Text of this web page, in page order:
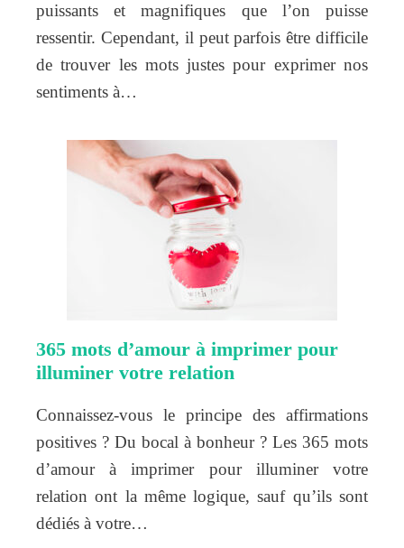
puissants et magnifiques que l’on puisse
ressentir. Cependant, il peut parfois être difficile
de trouver les mots justes pour exprimer nos
sentiments à…
365 mots d’amour à imprimer pour
illuminer votre relation
Connaissez-vous le principe des affirmations
positives ? Du bocal à bonheur ? Les 365 mots
d’amour à imprimer pour illuminer votre
relation ont la même logique, sauf qu’ils sont
dédiés à votre…